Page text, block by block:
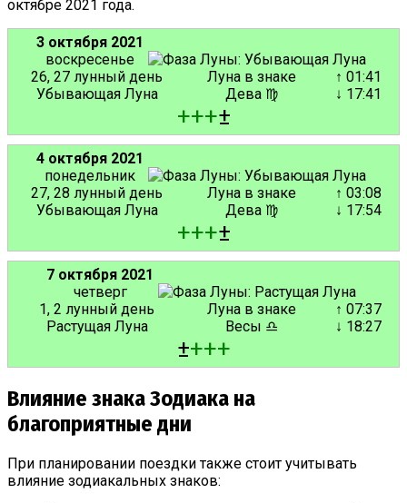
октябре 2021 года.
3 октября 2021
воскресенье
26, 27 лунный день
Убывающая Луна
Луна в знаке
Дева ♍
↑ 01:41
↓ 17:41
+++±
4 октября 2021
понедельник
27, 28 лунный день
Убывающая Луна
Луна в знаке
Дева ♍
↑ 03:08
↓ 17:54
+++±
7 октября 2021
четверг
1, 2 лунный день
Растущая Луна
Луна в знаке
Весы ♎
↑ 07:37
↓ 18:27
±+++
Влияние знака Зодиака на
благоприятные дни
При планировании поездки также стоит учитывать
влияние зодиакальных знаков: